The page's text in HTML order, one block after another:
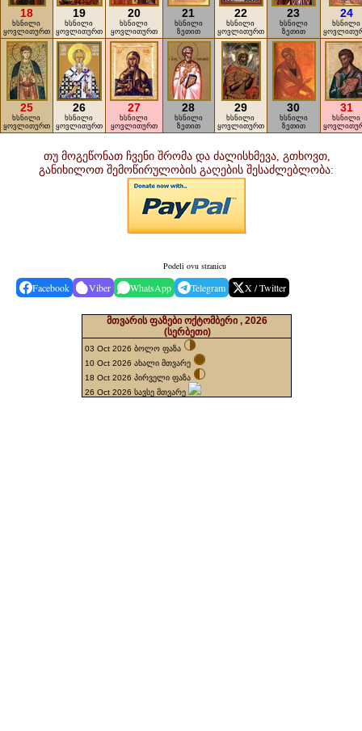
18
ხსნილი
ყოვლითურთ
19
ხსნილი
ყოვლითურთ
20
ხსნილი
ყოვლითურთ
21
ხსნილი
ზეთით
22
ხსნილი
ყოვლითურთ
23
ხსნილი
ზეთით
24
ხსნილი
25
ხსნილი
ყოვლითურთ
26
ხსნილი
ყოვლითურთ
27
ხსნილი
ყოვლითურთ
28
ხსნილი
ზეთით
29
ხსნილი
ყოვლითურთ
30
ხსნილი
ზეთით
31
ხსნილი
თუ მოგეწონათ ჩვენი შრომა და ძალისხმევა, გთხოვთ,
განიხილოთ შემოწირულობის გაღების შესაძლებლობა:
Podeli ovu stranicu
Facebook Viber WhatsApp Telegram X / Twitter
მთვარის ფაზები ოქტომბერი , 2026
(სერბეთი)
03 Oct 2026 ბოლო ფაზა
10 Oct 2026 ახალი მთვარე
18 Oct 2026 პირველი ფაზა
26 Oct 2026 სავსე მთვარე